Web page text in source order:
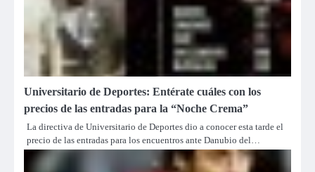
Universitario de Deportes: Entérate cuáles con los
precios de las entradas para la “Noche Crema”
La directiva de Universitario de Deportes dio a conocer esta tarde el
precio de las entradas para los encuentros ante Danubio del…